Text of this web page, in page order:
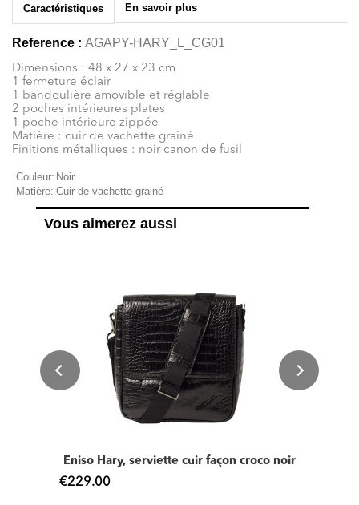
Caractéristiques En savoir plus
Reference : AGAPY-HARY_L_CG01
Dimensions : 48 x 27 x 23 cm
1 fermeture éclair
1 bandoulière amovible et réglable
2 poches intérieures plates
1 poche intérieure zippée
Matière : cuir de vachette grainé
Finitions métalliques : noir canon de fusil
Couleur: Noir
Matière: Cuir de vachette grainé
Vous aimerez aussi
Eniso Hary, serviette cuir façon croco noir
€229.00